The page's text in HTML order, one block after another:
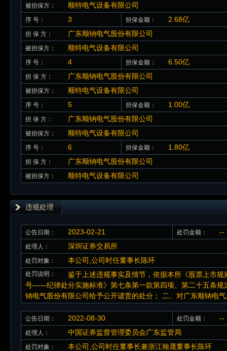
被担保方： 顺特电气设备有限公司
序 号： 3 担保金额： 2.68亿
担 保 方： 广东顺钠电气股份有限公司
被担保方： 顺特电气设备有限公司
序 号： 4 担保金额： 6.50亿
担 保 方： 广东顺钠电气股份有限公司
被担保方： 顺特电气设备有限公司
序 号： 5 担保金额： 1.00亿
担 保 方： 广东顺钠电气股份有限公司
被担保方： 顺特电气设备有限公司
序 号： 6 担保金额： 1.80亿
担 保 方： 广东顺钠电气股份有限公司
被担保方： 顺特电气设备有限公司
违规处理
公告日期： 2023-02-21 处罚金额： --
处理人： 深圳证券交易所
处罚对象： 本公司,公司时任董事长陈环
处罚说明：
鉴于上述违规事实及情节，依据本所《股票上市
号——纪律处分实施标准》第七条第一款第四项、第二十五条规
钠电气股份有限公司给予公开谴责的处分； 二、对广东顺钠电
公告日期： 2022-08-30 处罚金额： --
处理人： 中国证券监督管理委员会广东监管局
处罚对象： 本公司,公司时任董事长兼浙江翰晟董事长陈环